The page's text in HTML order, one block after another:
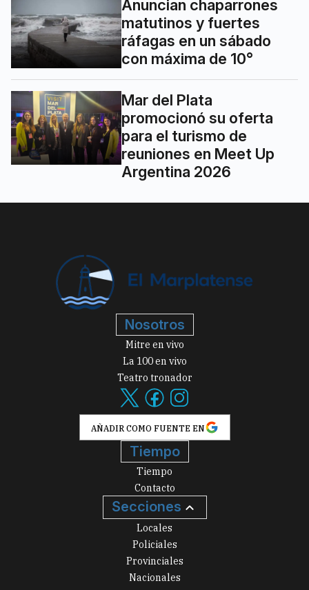
Anuncian chaparrones
matutinos y fuertes
ráfagas en un sábado
con máxima de 10°
Mar del Plata
promocionó su oferta
para el turismo de
reuniones en Meet Up
Argentina 2026
Nosotros
Mitre en vivo
La 100 en vivo
Teatro tronador
AÑADIR COMO FUENTE EN
Tiempo
Tiempo
Contacto
Secciones
Locales
Policiales
Provinciales
Nacionales